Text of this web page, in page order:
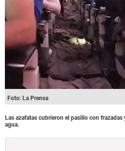
Foto: La Prensa
Las azafatas cubrieron el pasillo con frazadas
agua.